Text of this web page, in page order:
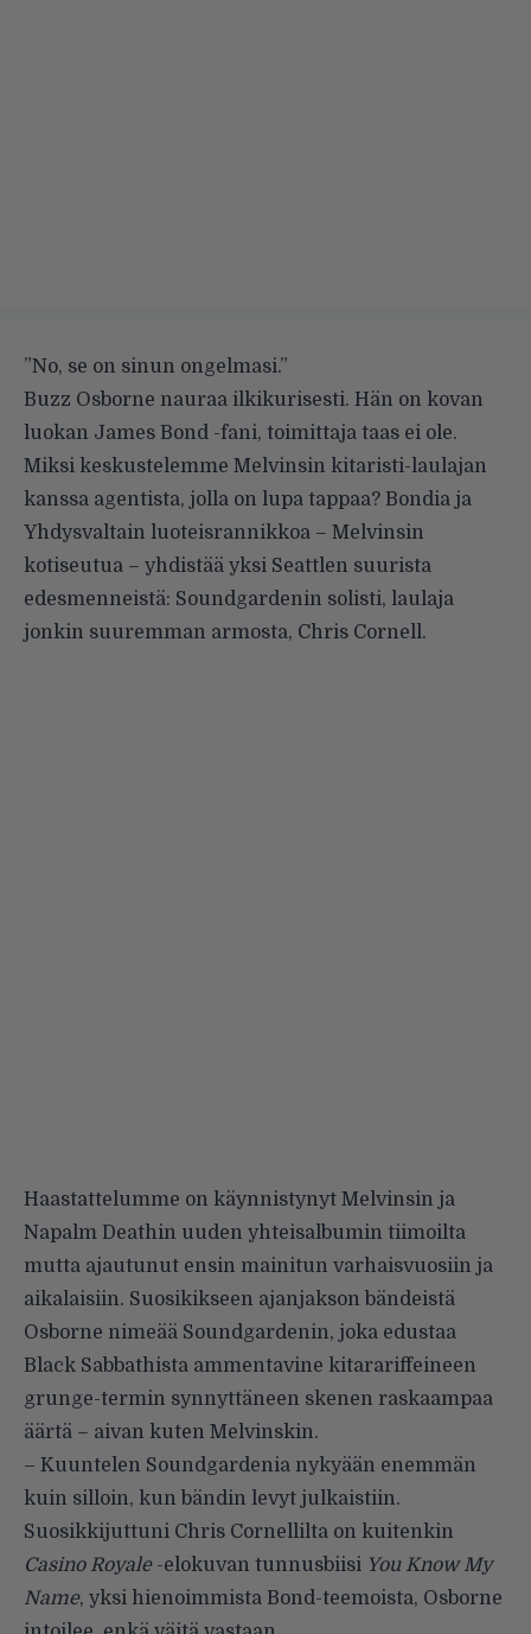
”No, se on sinun ongelmasi.”
Buzz Osborne nauraa ilkikurisesti. Hän on kovan
luokan James Bond -fani, toimittaja taas ei ole.
Miksi keskustelemme Melvinsin kitaristi-laulajan
kanssa agentista, jolla on lupa tappaa? Bondia ja
Yhdysvaltain luoteisrannikkoa – Melvinsin
kotiseutua – yhdistää yksi Seattlen suurista
edesmenneistä: Soundgardenin solisti, laulaja
jonkin suuremman armosta, Chris Cornell.
Haastattelumme on käynnistynyt Melvinsin ja
Napalm Deathin uuden yhteisalbumin tiimoilta
mutta ajautunut ensin mainitun varhaisvuosiin ja
aikalaisiin. Suosikikseen ajanjakson bändeistä
Osborne nimeää Soundgardenin, joka edustaa
Black Sabbathista ammentavine kitarariffeineen
grunge-termin synnyttäneen skenen raskaampaa
äärtä – aivan kuten Melvinskin.
– Kuuntelen Soundgardenia nykyään enemmän
kuin silloin, kun bändin levyt julkaistiin.
Suosikkijuttuni Chris Cornellilta on kuitenkin
Casino Royale -elokuvan tunnusbiisi You Know My
Name, yksi hienoimmista Bond-teemoista, Osborne